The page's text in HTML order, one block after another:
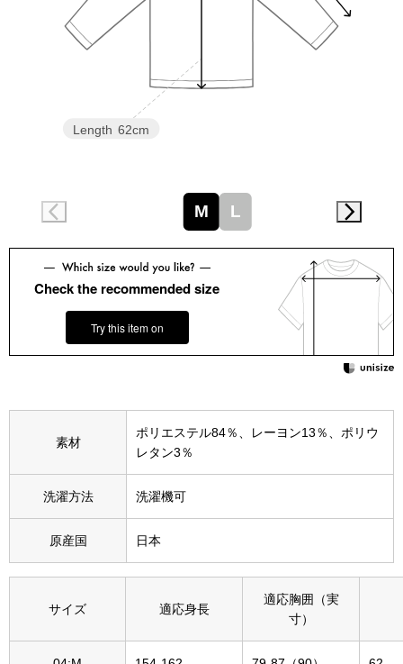
Miss Kyouko／ミスキョウコ
ビー すべて見る
スニーカー
ブーツ
財布／小物
財布／コイン
革小物
ネックレス
ブレスレット
Length 62cm
M L
Check the recommended size
Try this item on
素材
ポリエステル84％、レーヨン13％、ポリウ
レタン3％
洗濯方法 洗濯機可
原産国 日本
サイズ 適応身長
適応胸囲（実
寸）